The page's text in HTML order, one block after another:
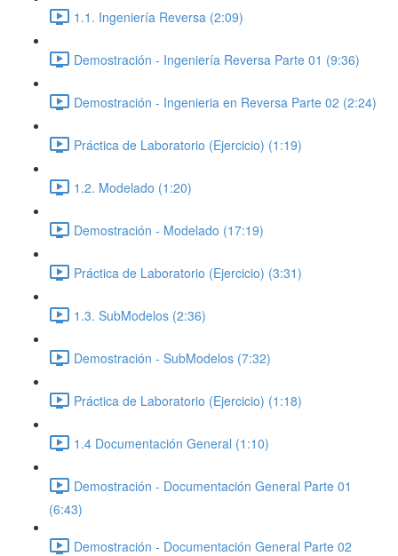
1.1. Ingeniería Reversa (2:09)
Demostración - Ingeniería Reversa Parte 01 (9:36)
Demostración - Ingenieria en Reversa Parte 02 (2:24)
Práctica de Laboratorio (Ejercicio) (1:19)
1.2. Modelado (1:20)
Demostración - Modelado (17:19)
Práctica de Laboratorio (Ejercicio) (3:31)
1.3. SubModelos (2:36)
Demostración - SubModelos (7:32)
Práctica de Laboratorio (Ejercicio) (1:18)
1.4 Documentación General (1:10)
Demostración - Documentación General Parte 01
(6:43)
Demostración - Documentación General Parte 02